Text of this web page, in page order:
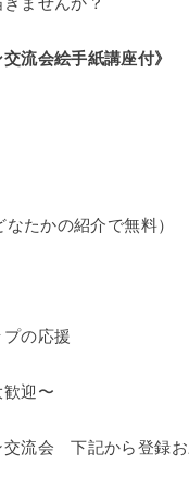
ませんか？
流会絵手紙講座付》
たかの紹介で無料）
の応援
迎〜
流会 下記から登録お